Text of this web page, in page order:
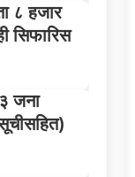
८ हजार
सिफारिस
जना